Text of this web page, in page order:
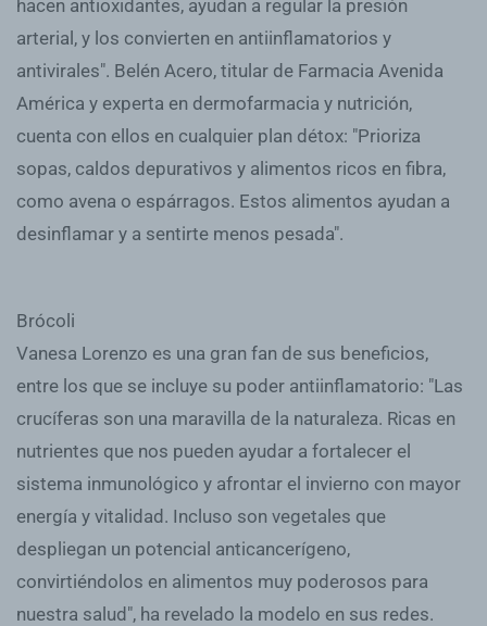
hacen antioxidantes, ayudan a regular la presión
arterial, y los convierten en antiinflamatorios y
antivirales". Belén Acero, titular de Farmacia Avenida
América y experta en dermofarmacia y nutrición,
cuenta con ellos en cualquier plan détox: "Prioriza
sopas, caldos depurativos y alimentos ricos en fibra,
como avena o espárragos. Estos alimentos ayudan a
desinflamar y a sentirte menos pesada".
Brócoli
Vanesa Lorenzo es una gran fan de sus beneficios,
entre los que se incluye su poder antiinflamatorio: "Las
crucíferas son una maravilla de la naturaleza. Ricas en
nutrientes que nos pueden ayudar a fortalecer el
sistema inmunológico y afrontar el invierno con mayor
energía y vitalidad. Incluso son vegetales que
despliegan un potencial anticancerígeno,
convirtiéndolos en alimentos muy poderosos para
nuestra salud", ha revelado la modelo en sus redes.